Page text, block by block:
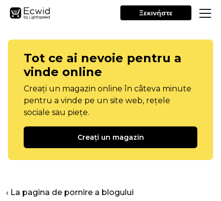
Ξεκινήστε
Tot ce ai nevoie pentru a
vinde online
Creați un magazin online în câteva minute
pentru a vinde pe un site web, rețele
sociale sau piețe.
Creați un magazin
‹ La pagina de pornire a blogului